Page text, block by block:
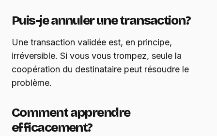
Puis-je annuler une transaction?
Une transaction validée est, en principe,
irréversible. Si vous vous trompez, seule la
coopération du destinataire peut résoudre le
problème.
Comment apprendre
efficacement?